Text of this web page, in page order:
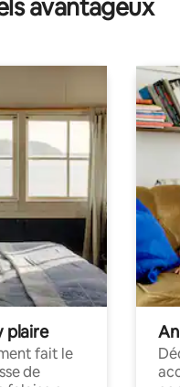
avantageux
plaire
fait le
de